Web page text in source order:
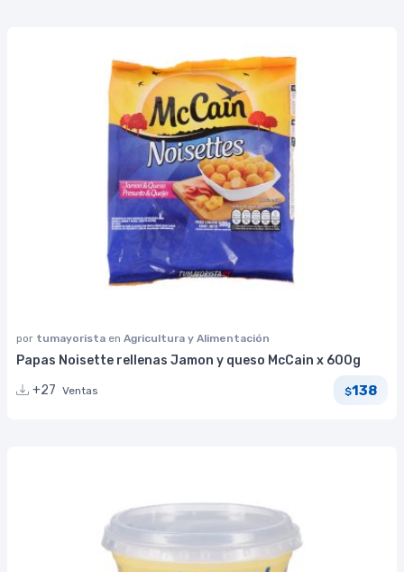
por tumayorista en Agricultura y Alimentación
Papas Noisette rellenas Jamon y queso McCain x 600g
+27 Ventas $138